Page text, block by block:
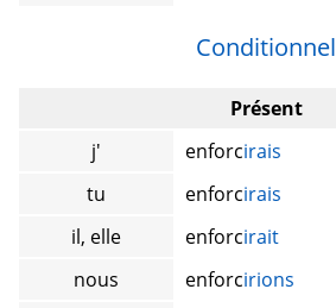
Conditionnel
Présent
j'
enforcirais
tu
enforcirais
il, elle
enforcirait
nous
enforcirions